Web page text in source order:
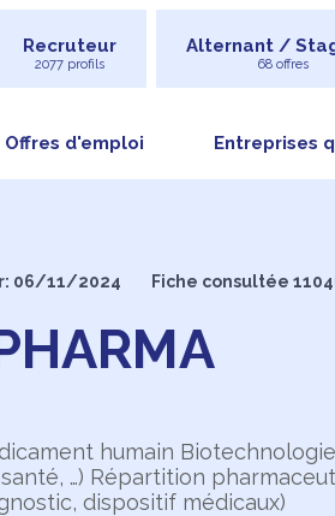
Recruteur
2077 profils
Alternant /
68 offres
Offres d'emploi Entreprises
06/11/2024 Fiche consultée
humain
…) Répartition
dispositif médicaux)